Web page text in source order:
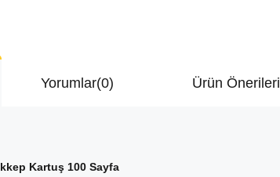
Yorumlar(0) Ürün Önerileri
Kartuş 100 Sayfa